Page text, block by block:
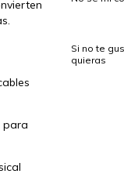
para
Si no te
quieras